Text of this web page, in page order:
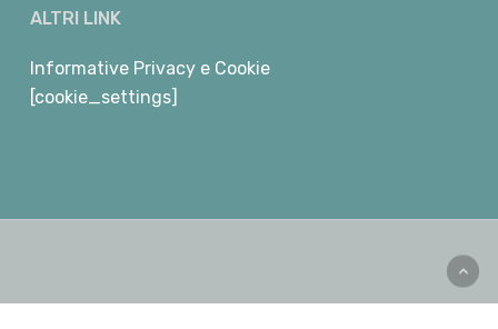
ALTRI LINK
Informative Privacy e Cookie
[cookie_settings]